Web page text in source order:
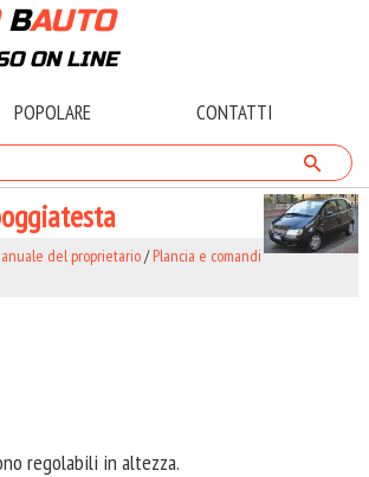
BAUTO
ON LINE
POPOLARE CONTATTI
del proprietario/Plancia e comandi
regolabili in altezza.